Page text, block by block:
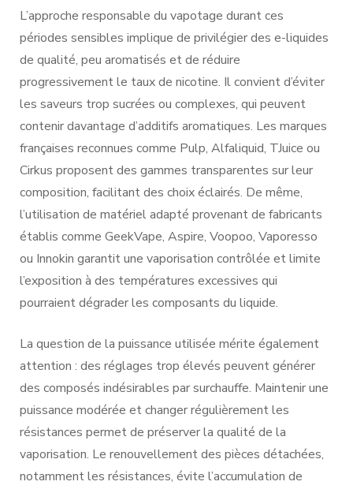
L’approche responsable du vapotage durant ces
périodes sensibles implique de privilégier des e-liquides
de qualité, peu aromatisés et de réduire
progressivement le taux de nicotine. Il convient d’éviter
les saveurs trop sucrées ou complexes, qui peuvent
contenir davantage d’additifs aromatiques. Les marques
françaises reconnues comme Pulp, Alfaliquid, TJuice ou
Cirkus proposent des gammes transparentes sur leur
composition, facilitant des choix éclairés. De même,
l’utilisation de matériel adapté provenant de fabricants
établis comme GeekVape, Aspire, Voopoo, Vaporesso
ou Innokin garantit une vaporisation contrôlée et limite
l’exposition à des températures excessives qui
pourraient dégrader les composants du liquide.
La question de la puissance utilisée mérite également
attention : des réglages trop élevés peuvent générer
des composés indésirables par surchauffe. Maintenir une
puissance modérée et changer régulièrement les
résistances permet de préserver la qualité de la
vaporisation. Le renouvellement des pièces détachées,
notamment les résistances, évite l’accumulation de